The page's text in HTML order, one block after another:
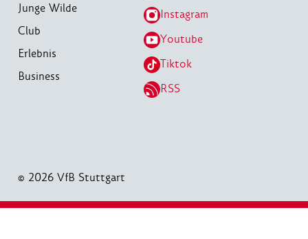
Junge Wilde
Club
Erlebnis
Business
Instagram
Youtube
Tiktok
RSS
© 2026 VfB Stuttgart